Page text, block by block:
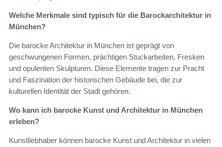
Welche Merkmale sind typisch für die Barockarchitektur in
München?
Die barocke Architektur in München ist geprägt von
geschwungenen Formen, prächtigen Stuckarbeiten, Fresken
und opulenten Skulpturen. Diese Elemente tragen zur Pracht
und Faszination der historischen Gebäude bei, die zur
kulturellen Identität der Stadt gehören.
Wo kann ich barocke Kunst und Architektur in München
erleben?
Kunstliebhaber können barocke Kunst und Architektur in vielen